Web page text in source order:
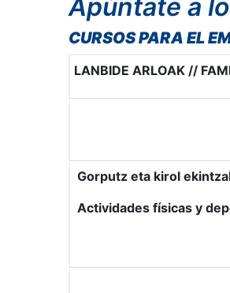
Apúntate a
CURSOS PARA EL
LANBIDE ARLOAK //
Gorputz eta kirol
Actividades físicas y